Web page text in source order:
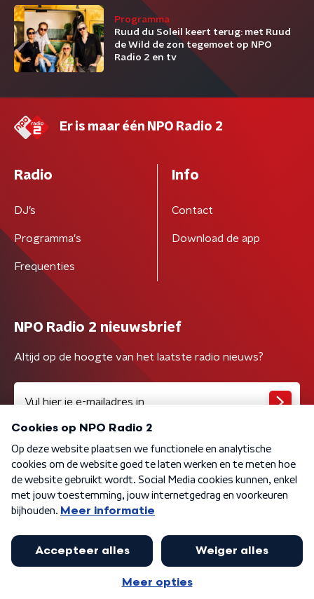
Programma
Ruud du Soleil keert terug: met Ruud
de Wild de zon tegemoet op NPO
Radio 2 en tv
Er is maar één NPO Radio 2
Radio
DJ’s
Programma's
Frequenties
Info
Contact
Download de app
NPO Radio 2 nieuwsbrief
Altijd op de hoogte van het laatste radio nieuws?
Algemene voorwaarden